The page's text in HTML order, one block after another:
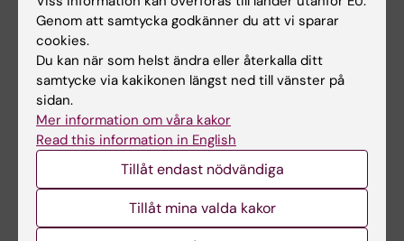
– Men metoden används inte på kliniken ännu,
säger Per Uhlén.
Vill stoppa skada
Hans egen ryggmärgsskada från ungdomen
har också väckt hans intresse för hur man kan
förebygga den typ av funktionsnedsättning
som det innebär att inte kunna gå. Mer än
hälften av alla ryggmärgsskador är
Genom att samtycka godkänner du att vi sparar
cookies.
Du kan när som helst ändra eller återkalla ditt
samtycke via kakikonen längst ned till vänster på
sidan.
Mer information om våra kakor
Read this information in English
Tillåt endast nödvändiga
Tillåt mina valda kakor